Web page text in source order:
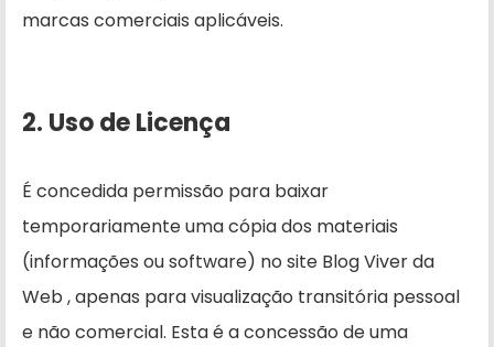
marcas comerciais aplicáveis.
2. Uso de Licença
É concedida permissão para baixar
temporariamente uma cópia dos materiais
(informações ou software) no site Blog Viver da
Web , apenas para visualização transitória pessoal
e não comercial. Esta é a concessão de uma